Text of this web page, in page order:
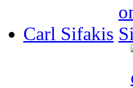
Carl Sifakis